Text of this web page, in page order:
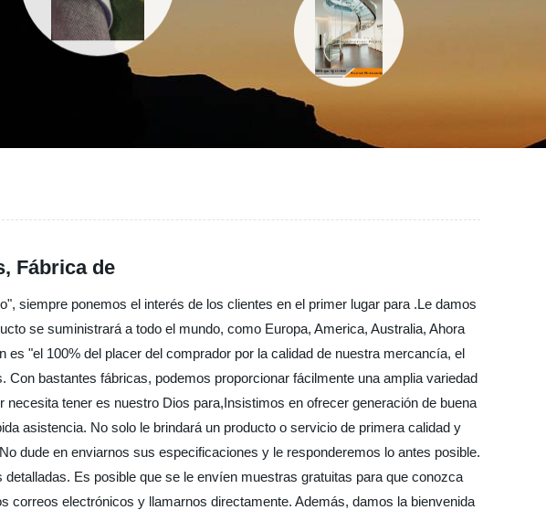
Fábrica de
siempre ponemos el interés de los clientes en el primer lugar para .Le damos
se suministrará a todo el mundo, como Europa, America, Australia, Ahora
"el 100% del placer del comprador por la calidad de nuestra mercancía, el
bastantes fábricas, podemos proporcionar fácilmente una amplia variedad
tener es nuestro Dios para,Insistimos en ofrecer generación de buena
asistencia. No solo le brindará un producto o servicio de primera calidad y
dude en enviarnos sus especificaciones y le responderemos lo antes posible.
Es posible que se le envíen muestras gratuitas para que conozca
electrónicos y llamarnos directamente. Además, damos la bienvenida